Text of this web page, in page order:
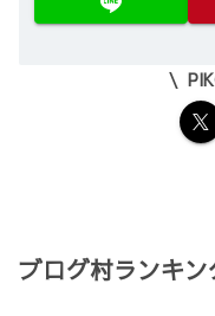
ブログ村ランキン